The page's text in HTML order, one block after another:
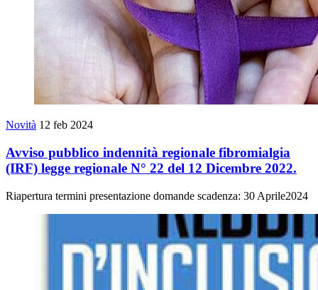
Novità 12 feb 2024
Avviso pubblico indennità regionale fibromialgia
(IRF) legge regionale N° 22 del 12 Dicembre 2022.
Riapertura termini presentazione domande scadenza: 30 Aprile2024